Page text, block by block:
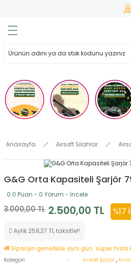
Mermisi
Tabure
Anasayfa Airsoft Silahlar
G&G Orta Kapasiteli Şarjör
0.0 Puan - 0 Yorum - İncele
3.000,00 TL 2.500,00 TL %17
Aylık 259,37 TL taksitle!!
🚚 Siparişin genellikle aynı gün, süper hızla
Kategori Airsoft Şarjör ,